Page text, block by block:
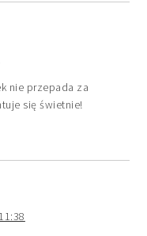
nie przepada za
się świetnie!